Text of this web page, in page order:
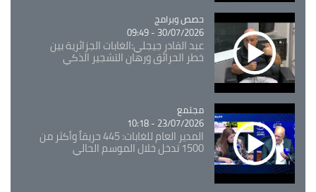
Catégorie
حصص وبرامج
30/07/2026 - 09:49
عبد القادر جيجلي:الغابات الجزائرية بين
خطر الحرائق ورهان التشجير الذكي
Catégorie
مجتمع
23/07/2026 - 10:18
المدير العام للغابات: 445 حريقاً وأكثر من
1500 تدخل خلال الموسم الحالي